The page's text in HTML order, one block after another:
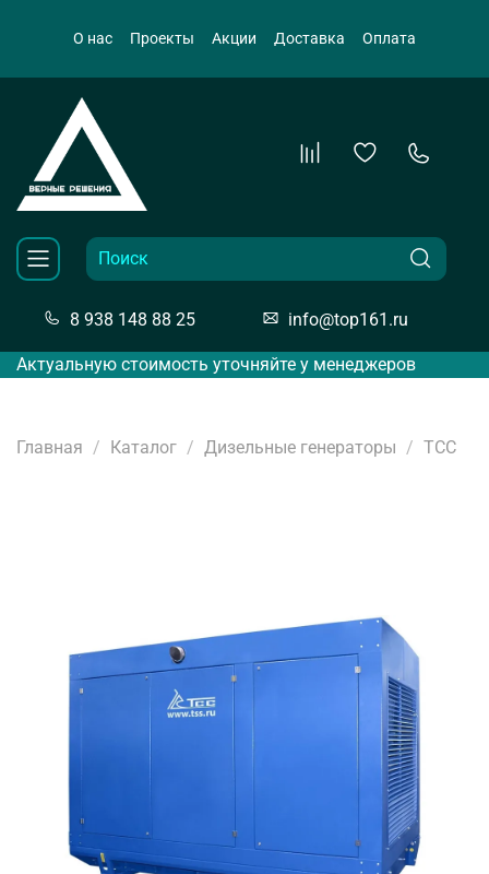
О нас Проекты Акции Доставка Оплата
8 938 148 88 25 info@top161.ru
Актуальную стоимость уточняйте у менеджеров
Главная Каталог Дизельные генераторы ТСС